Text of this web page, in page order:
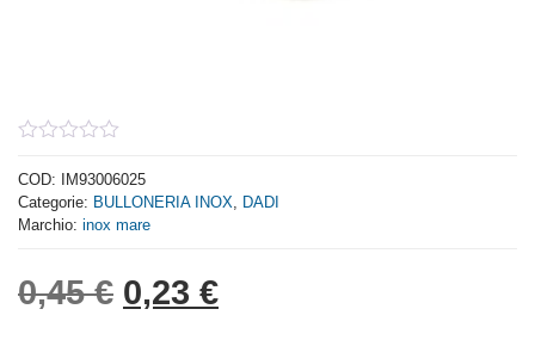
out
of
5
COD:
IM93006025
Categorie: BULLONERIA INOX, DADI
Marchio: inox mare
0,45€ Il prezzo originale era:
0,23 €Il prezzo attuale è: